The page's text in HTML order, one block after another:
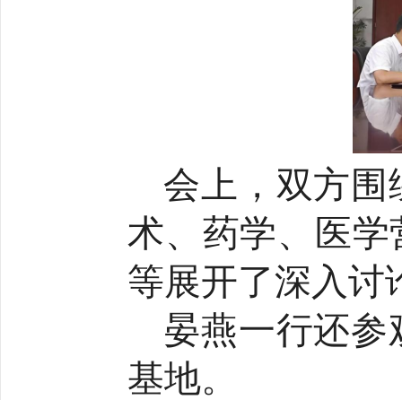
会上，双方围
术、药学、医
等展开了深入讨
晏燕一行还
基地。